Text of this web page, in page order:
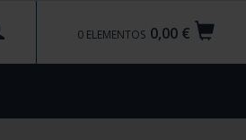
0,00 €
0 ELEMENTOS